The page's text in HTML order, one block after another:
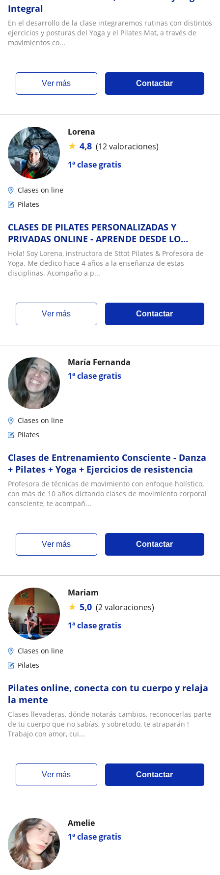
Integral
En el desarrollo de la clase integraremos rutinas con distintos
ejercicios y posturas del Yoga y el Pilates Mat, a través de
movimientos co...
ver más Contactar
1ª clase gratis
Lorena
★ 4,8 (12 valoraciones)
Clases on line
Pilates
CLASES DE PILATES PERSONALIZADAS Y
PRIVADAS ONLINE - APRENDE DESDE LO
BÁSICO, CON PRINCIPIOS DE KINESIOLOGÍA
Hola! Soy Lorena, instructora de Sttot Pilates & Profesora de
Yoga. Me dedico hace 4 años a la enseñanza de estas
disciplinas. Acompaño a p...
ver más Contactar
1ª clase gratis
María Fernanda
Clases on line
Pilates
Clases de Entrenamiento Consciente - Danza
+ Pilates + Yoga + Ejercicios de resistencia
Profesora de técnicas de movimiento con enfoque holístico,
con más de 10 años dictando clases de movimiento corporal
consciente, te acompañ...
ver más Contactar
1ª clase gratis
Mariam
★ 5,0 (2 valoraciones)
Clases on line
Pilates
Pilates online, conecta con tu cuerpo y relaja
la mente
Clases llevaderas, dónde notarás cambios, reconocerlas parte
de tu cuerpo que no sabías, y sobretodo, te atraparán !
Trabajo con amor, cui...
ver más Contactar
1ª clase gratis
Amelie